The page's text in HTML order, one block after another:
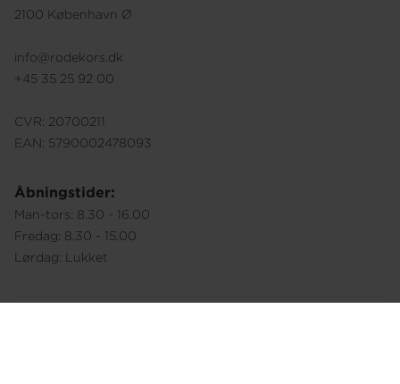
2100 København Ø
info@rodekors.dk
+45 35 25 92 00
CVR: 20700211
EAN: 5790002478093
Åbningstider:
Man-tors: 8.30 - 16.00
Fredag: 8.30 - 15.00
Lørdag: Lukket